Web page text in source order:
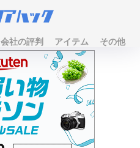
会社の評判 アイテム その他